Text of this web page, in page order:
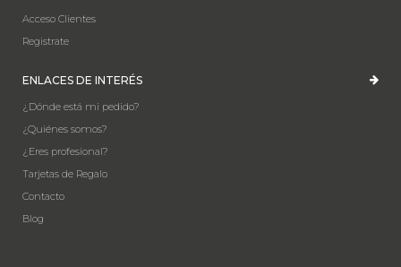
Acceso Clientes
Registrate
ENLACES DE INTERÉS
¿Dónde está mi pedido?
¿Quiénes somos?
¿Eres profesional?
Tarjetas de Regalo
Contacto
Blog